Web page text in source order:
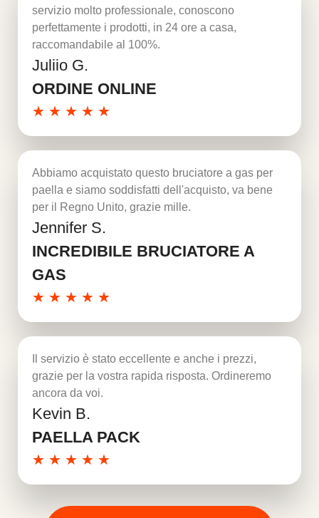
servizio molto professionale, conoscono
perfettamente i prodotti, in 24 ore a casa,
raccomandabile al 100%.
Juliio G.
ORDINE ONLINE
★ ★ ★ ★ ★
Abbiamo acquistato questo bruciatore a gas per
paella e siamo soddisfatti dell'acquisto, va bene
per il Regno Unito, grazie mille.
Jennifer S.
INCREDIBILE BRUCIATORE A
GAS
★ ★ ★ ★ ★
Il servizio è stato eccellente e anche i prezzi,
grazie per la vostra rapida risposta. Ordineremo
ancora da voi.
Kevin B.
PAELLA PACK
★ ★ ★ ★ ★